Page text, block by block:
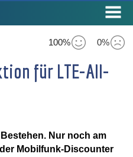
100% 0%
für LTE-All-
Nur noch am
Mobilfunk-Discounter